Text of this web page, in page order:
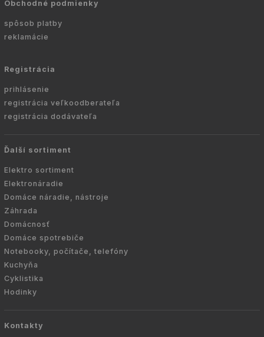
Obchodné podmienky
spôsob platby
reklamácie
Registrácia
prihlásenie
registrácia veľkoodberateľa
registrácia dodávateľa
Ďalší sortiment
Elektro sortiment
Elektronáradie
Domáce náradie, nástroje
Záhrada
Domácnosť
Domáce spotrebiče
Notebooky, počítače, telefóny
Kuchyňa
Cyklistika
Hodinky
Kontakty